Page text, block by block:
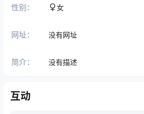
性别： 女
网址： 没有网址
简介： 没有描述
互动